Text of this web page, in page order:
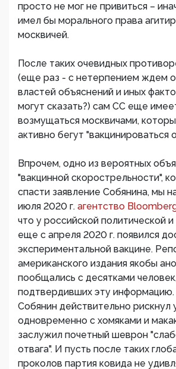
просто не мог не привиться –
имел бы морального права
москвичей.
После таких очевидных
(еще раз - с нетерпением ждем
властей объяснений и иных
могут сказать?) сам СС еще
возмущаться москвичами,
активно бегут "вакцинироваться
Впрочем, одно из вероятных
"вакцинной скорострельности",
спасти заявление Собянина, мы
июля 2020 г. агентство
что у российской политической
еще с апреля 2020 г. появился
экспериментальной вакцине.
американского издания якобы
пообщались с десятками
подтвердивших эту информацию.
Собянин действительно рискнул
одновременно с хомяками и
заслужил почетный шеврон
отвага". И пусть после таких
проколов партия ковида не